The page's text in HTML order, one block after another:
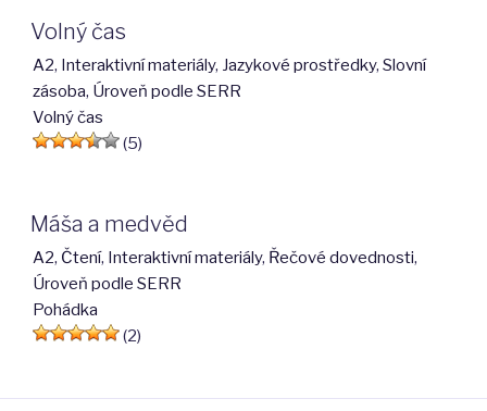
Volný čas
A2, Interaktivní materiály, Jazykové prostředky, Slovní
zásoba, Úroveň podle SERR
Volný čas
(5)
Máša a medvěd
A2, Čtení, Interaktivní materiály, Řečové dovednosti,
Úroveň podle SERR
Pohádka
(2)